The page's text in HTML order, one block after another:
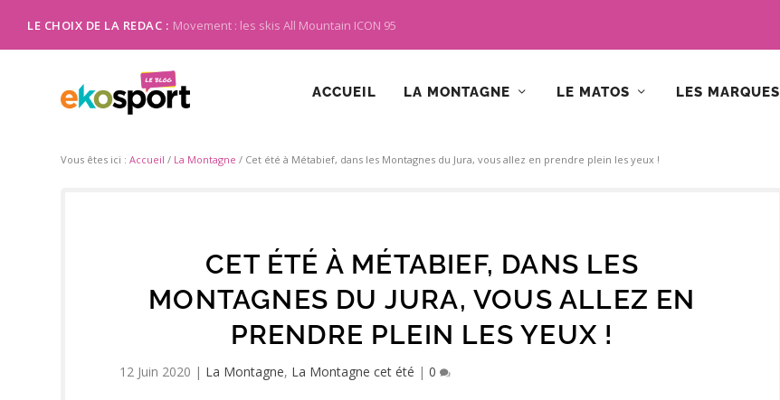
LE CHOIX DE LA REDAC : Movement : les skis All Mountain ICON 95
ACCUEIL LA MONTAGNE LE MATOS LES MARQUES
Vous êtes ici :Accueil / La Montagne / Cet été à Métabief, dans les Montagnes du Jura, vous allez en prendre plein les yeux !
CET ÉTÉ À MÉTABIEF, DANS LES
MONTAGNES DU JURA, VOUS ALLEZ EN
PRENDRE PLEIN LES YEUX !
12 Juin 2020 | La Montagne, La Montagne cet été |0